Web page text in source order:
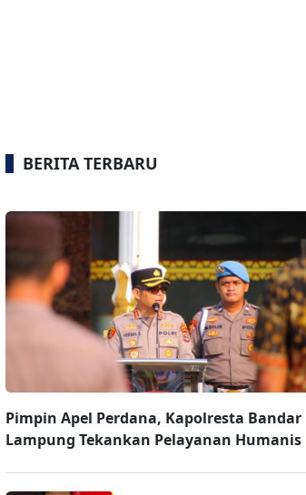
BERITA TERBARU
Pimpin Apel Perdana, Kapolresta Bandar
Lampung Tekankan Pelayanan Humanis